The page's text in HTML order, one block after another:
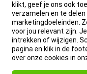
klikt, geef je ons ook
verzamelen en te
marketingdoeleinden.
voor jou relevant zijn.
intrekken of wijzigen.
pagina en klik in de
over onze cookies in